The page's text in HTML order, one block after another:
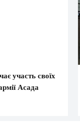
участь своїх
Асада